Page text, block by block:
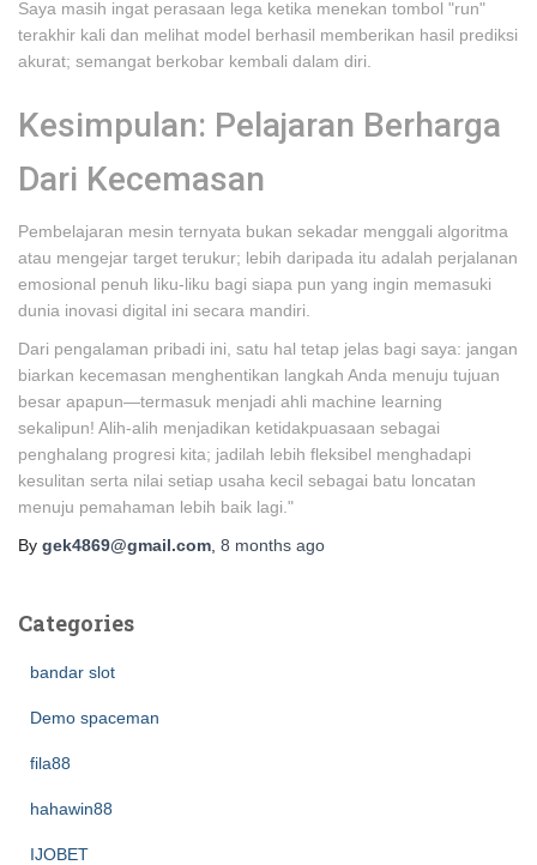
Saya masih ingat perasaan lega ketika menekan tombol "run"
terakhir kali dan melihat model berhasil memberikan hasil prediksi
akurat; semangat berkobar kembali dalam diri.
Kesimpulan: Pelajaran Berharga
Dari Kecemasan
Pembelajaran mesin ternyata bukan sekadar menggali algoritma
atau mengejar target terukur; lebih daripada itu adalah perjalanan
emosional penuh liku-liku bagi siapa pun yang ingin memasuki
dunia inovasi digital ini secara mandiri.
Dari pengalaman pribadi ini, satu hal tetap jelas bagi saya: jangan
biarkan kecemasan menghentikan langkah Anda menuju tujuan
besar apapun—termasuk menjadi ahli machine learning
sekalipun! Alih-alih menjadikan ketidakpuasaan sebagai
penghalang progresi kita; jadilah lebih fleksibel menghadapi
kesulitan serta nilai setiap usaha kecil sebagai batu loncatan
menuju pemahaman lebih baik lagi."
By gek4869@gmail.com 8 months ago
Categories
bandar slot
Demo spaceman
fila88
hahawin88
IJOBET